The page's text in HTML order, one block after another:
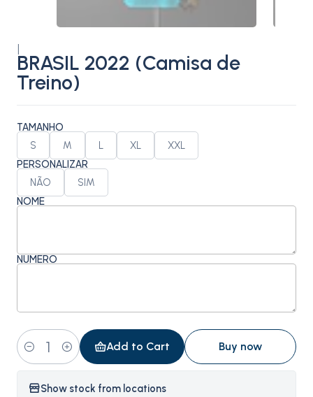
BRASIL 2022 (Camisa de
Treino)
TAMANHO
S M L XL XXL
PERSONALIZAR
NÃO SIM
NOME
NÚMERO
Quantity
Add to Cart Buy now
Show stock from locations